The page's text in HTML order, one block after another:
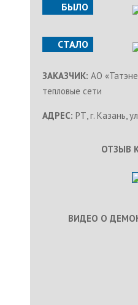
БЫЛО
СТАЛО
ЗАКАЗЧИК: АО
тепловые сети
АДРЕС: РТ, г. Казань,
ОТЗЫВ
ВИДЕО О